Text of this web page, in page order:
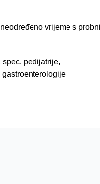
vrijeme s
pedijatrije,